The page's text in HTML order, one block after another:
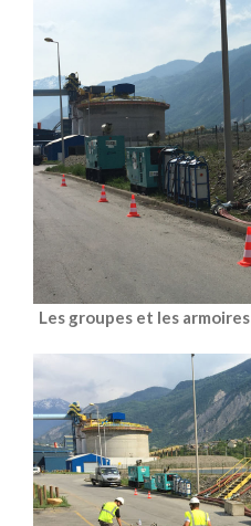
Les groupes et les armoires